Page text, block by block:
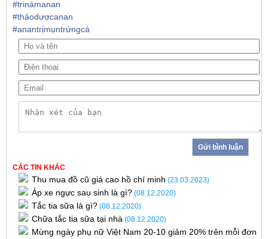
#trinámanan
#thảodượcanan
#anantrịmụntrứngcá
Gửi bình luận
CÁC TIN KHÁC
Thu mua đồ cũ giá cao hồ chí minh (23.03.2023)
Áp xe ngực sau sinh là gì? (08.12.2020)
Tắc tia sữa là gì? (08.12.2020)
Chữa tắc tia sữa tại nhà (08.12.2020)
Mừng ngày phụ nữ Việt Nam 20-10 giảm 20% trên mỗi đơn